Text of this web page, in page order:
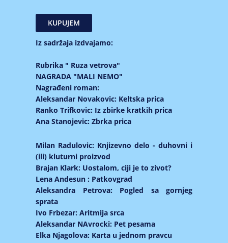
Iz sadržaja izdvajamo:
Rubrika " Ruza vetrova"
NAGRADA "MALI NEMO"
Nagrađeni roman:
Aleksandar Novakovic: Keltska prica
Ranko Trifkovic: Iz zbirke kratkih prica
Ana Stanojevic: Zbrka prica
Milan Radulovic: Knjizevno delo - duhovni i
(ili) kluturni proizvod
Brajan Klark: Uostalom, ciji je to zivot?
Lena Andesun : Patkovgrad
Aleksandra Petrova: Pogled sa gornjeg
sprata
Ivo Frbezar: Aritmija srca
Aleksandar NAvrocki: Pet pesama
Elka Njagolova: Karta u jednom pravcu